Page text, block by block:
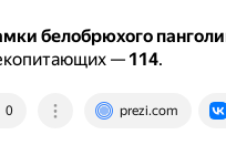
белобрюхого
— 114.
0 prezi.com